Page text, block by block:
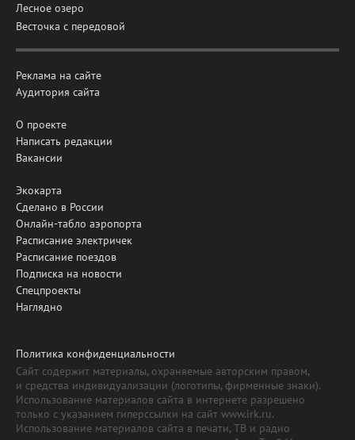
Лесное озеро
Весточка с передовой
Реклама на сайте
Аудитория сайта
О проекте
Написать редакции
Вакансии
Экокарта
Сделано в России
Онлайн-табло аэропорта
Расписание электричек
Расписание поездов
Подписка на новости
Спецпроекты
Наглядно
Политика конфиденциальности
Сайт содержит материалы, охраняемые авторским правом,
и средства индивидуализации (логотипы, фирменные знаки).
Использование материалов сайта в интернете разрешено
только с указанием гиперссылки на сайт www.irk.ru.
Использование материалов сайта в печати, ТВ и радио